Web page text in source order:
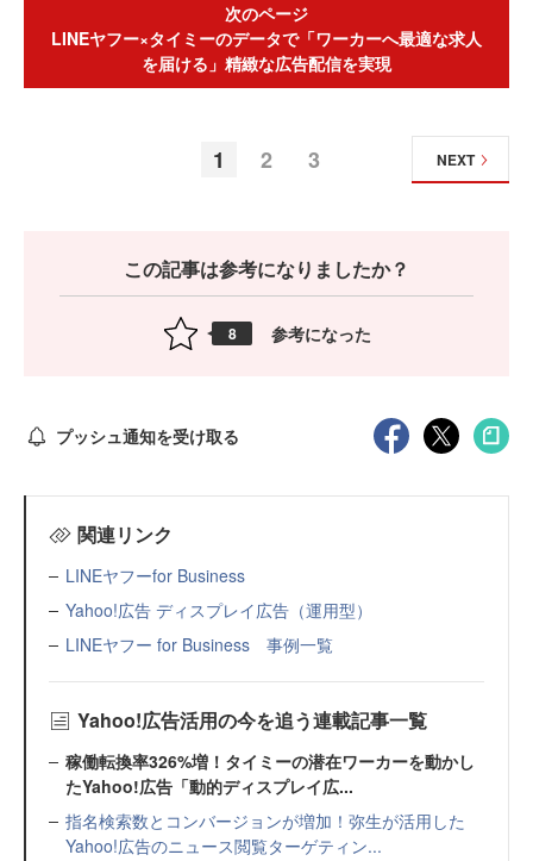
次のページ
LINEヤフー×タイミーのデータで「ワーカーへ最適な求人
を届ける」精緻な広告配信を実現
1 2 3 NEXT
この記事は参考になりましたか？
8 参考になった
プッシュ通知を受け取る
関連リンク
LINEヤフーfor Business
Yahoo!広告 ディスプレイ広告（運用型）
LINEヤフー for Business 事例一覧
Yahoo!広告活用の今を追う連載記事一覧
稼働転換率326%増！タイミーの潜在ワーカーを動かし
たYahoo!広告「動的ディスプレイ広...
指名検索数とコンバージョンが増加！弥生が活用した
Yahoo!広告のニュース閲覧ターゲティン...